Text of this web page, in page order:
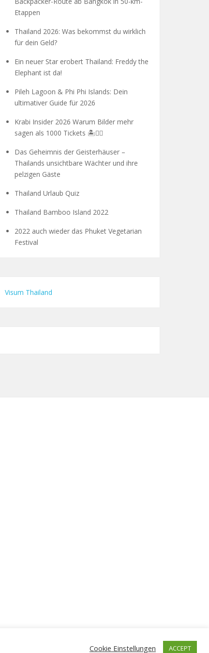
Etappen
Thailand 2026: Was bekommst du wirklich
für dein Geld?
Ein neuer Star erobert Thailand: Freddy the
Elephant ist da!
Pileh Lagoon & Phi Phi Islands: Dein
ultimativer Guide für 2026
Krabi Insider 2026 Warum Bilder mehr
sagen als 1000 Tickets 🏝️🧗‍♂️
Das Geheimnis der Geisterhäuser –
Thailands unsichtbare Wächter und ihre
pelzigen Gäste
Thailand Urlaub Quiz
Thailand Bamboo Island 2022
2022 auch wieder das Phuket Vegetarian
Festival
Visum Thailand
Cookie Einstellungen ACCEPT